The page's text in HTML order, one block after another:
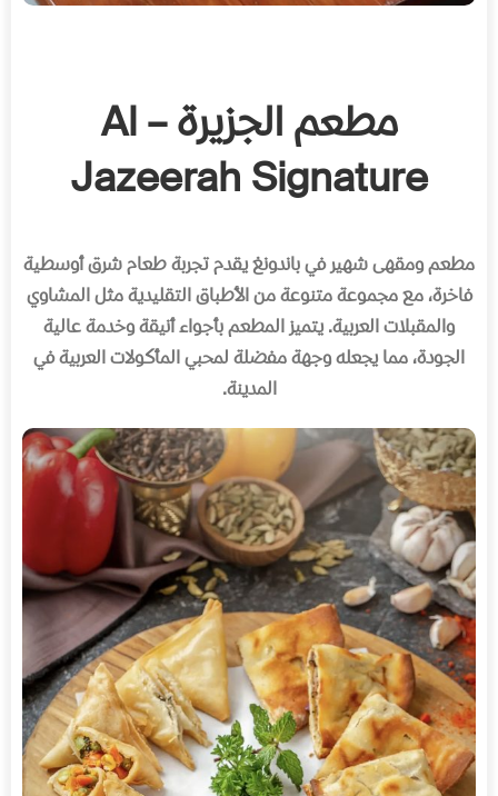
مطعم الجزيرة – Al
Jazeerah Signature
مطعم ومقهى شهير في باندونغ يقدم تجربة طعام شرق أوسطية
فاخرة، مع مجموعة متنوعة من الأطباق التقليدية مثل المشاوي
والمقبلات العربية.يتميز المطعم بأجواء أنيقة وخدمة عالية
الجودة، مما يجعله وجهة مفضلة لمحبي المأكولات العربية في
المدينة.